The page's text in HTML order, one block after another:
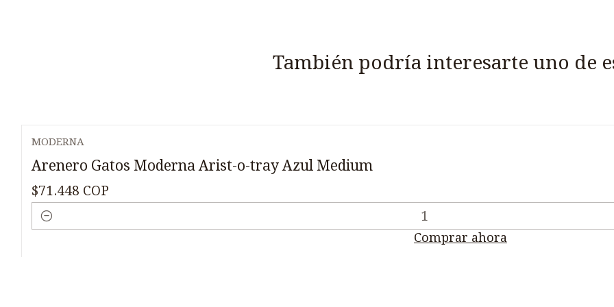
También podría interesarte uno de
MODERNA
Arenero Gatos Moderna Arist-o-tray Azul Medium
$71.448 COP
Cantidad
Comprar ahora